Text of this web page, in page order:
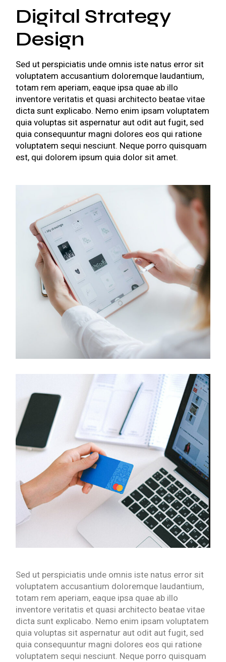
Digital Strategy
Design
Sed ut perspiciatis unde omnis iste natus error sit
voluptatem accusantium doloremque laudantium,
totam rem aperiam, eaque ipsa quae ab illo
inventore veritatis et quasi architecto beatae vitae
dicta sunt explicabo. Nemo enim ipsam voluptatem
quia voluptas sit aspernatur aut odit aut fugit, sed
quia consequuntur magni dolores eos qui ratione
voluptatem sequi nesciunt. Neque porro quisquam
est, qui dolorem ipsum quia dolor sit amet.
Sed ut perspiciatis unde omnis iste natus error sit
voluptatem accusantium doloremque laudantium,
totam rem aperiam, eaque ipsa quae ab illo
inventore veritatis et quasi architecto beatae vitae
dicta sunt explicabo. Nemo enim ipsam voluptatem
quia voluptas sit aspernatur aut odit aut fugit, sed
quia consequuntur magni dolores eos qui ratione
voluptatem sequi nesciunt. Neque porro quisquam